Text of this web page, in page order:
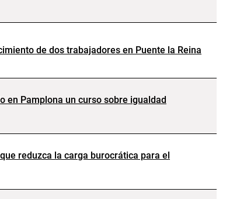
de dos trabajadores en Puente la Reina
en Pamplona un curso sobre igualdad
reduzca la carga burocrática para el